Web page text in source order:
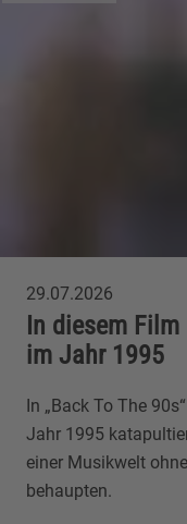
29.07.2026
In diesem
im Jahr 1995
In „Back To The
Jahr 1995
einer Musikwelt
behaupten.